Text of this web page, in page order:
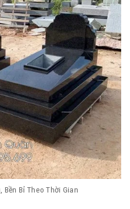
Bỉ Theo Thời Gian